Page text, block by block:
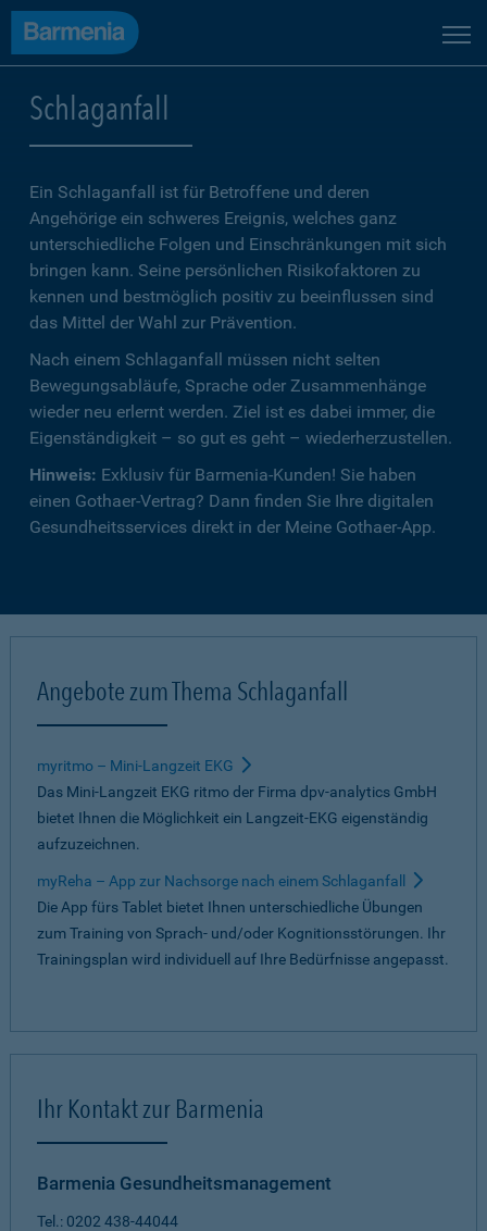
Schlaganfall
Ein Schlaganfall ist für Betroffene und deren
Angehörige ein schweres Ereignis, welches ganz
unterschiedliche Folgen und Einschränkungen mit sich
bringen kann. Seine persönlichen Risikofaktoren zu
kennen und bestmöglich positiv zu beeinflussen sind
das Mittel der Wahl zur Prävention.
Nach einem Schlaganfall müssen nicht selten
Bewegungsabläufe, Sprache oder Zusammenhänge
wieder neu erlernt werden. Ziel ist es dabei immer, die
Eigenständigkeit – so gut es geht – wiederherzustellen.
Hinweis: Exklusiv für Barmenia-Kunden! Sie haben
einen Gothaer-Vertrag? Dann finden Sie Ihre digitalen
Gesundheitsservices direkt in der Meine Gothaer-App.
Angebote zum Thema Schlaganfall
myritmo – Mini-Langzeit EKG
Das Mini-Langzeit EKG ritmo der Firma dpv-analytics GmbH
bietet Ihnen die Möglichkeit ein Langzeit-EKG eigenständig
aufzuzeichnen.
myReha – App zur Nachsorge nach einem Schlaganfall
Die App fürs Tablet bietet Ihnen unterschiedliche Übungen
zum Training von Sprach- und/oder Kognitionsstörungen. Ihr
Trainingsplan wird individuell auf Ihre Bedürfnisse angepasst.
Ihr Kontakt zur Barmenia
Barmenia Gesundheitsmanagement
Tel.: 0202 438-44044